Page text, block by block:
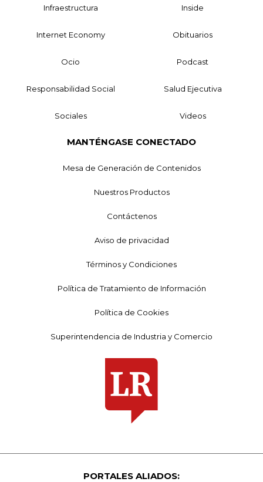
Infraestructura Inside
Internet Economy Obituarios
Ocio Podcast
Responsabilidad Social Salud Ejecutiva
Sociales Videos
MANTÉNGASE CONECTADO
Mesa de Generación de Contenidos
Nuestros Productos
Contáctenos
Aviso de privacidad
Términos y Condiciones
Política de Tratamiento de Información
Política de Cookies
Superintendencia de Industria y Comercio
PORTALES ALIADOS: